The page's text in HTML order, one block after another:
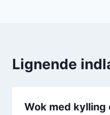
Lignende
Wok med